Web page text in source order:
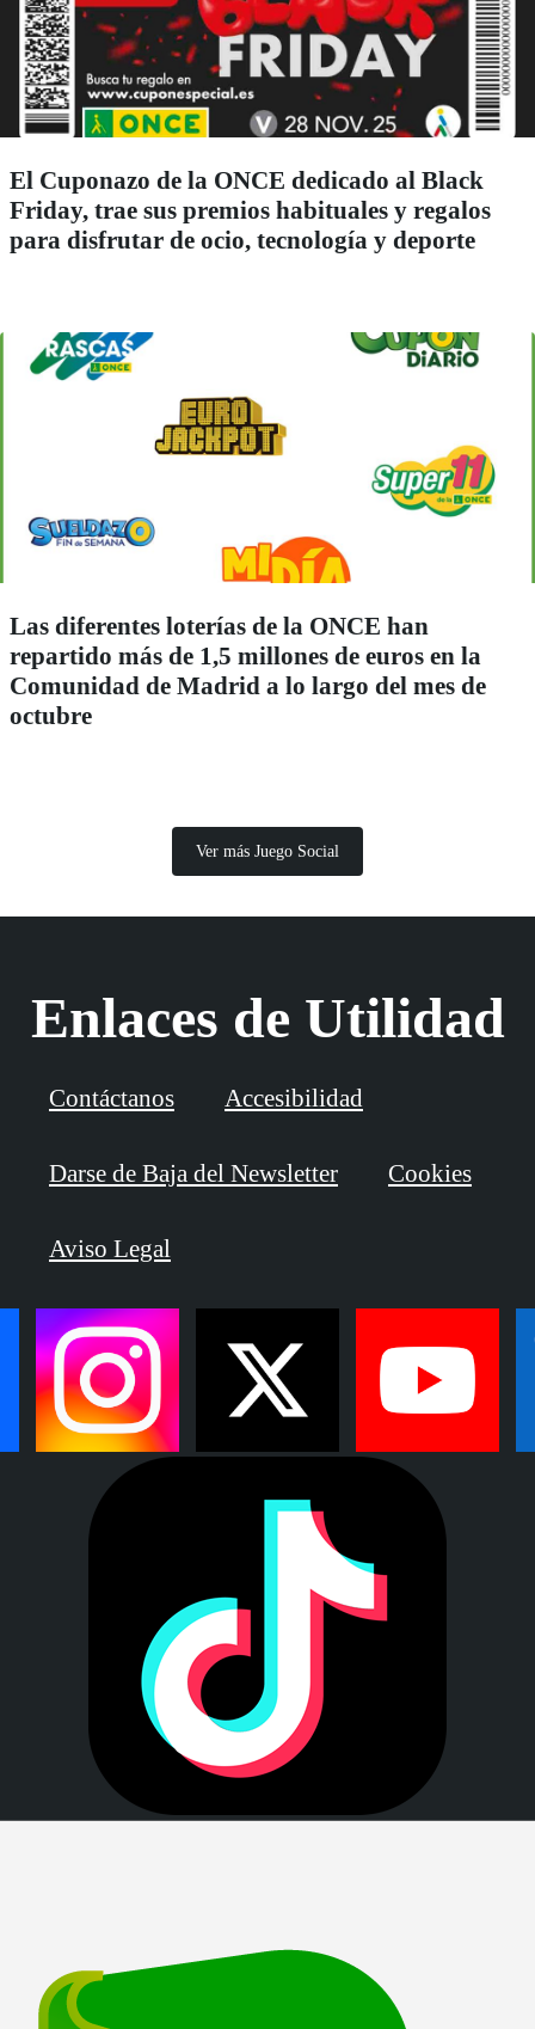
El Cuponazo de la ONCE dedicado al Black
Friday, trae sus premios habituales y regalos
para disfrutar de ocio, tecnología y deporte
Las diferentes loterías de la ONCE han
repartido más de 1,5 millones de euros en la
Comunidad de Madrid a lo largo del mes de
octubre
Ver más Juego Social
Enlaces de Utilidad
Contáctanos Accesibilidad
Darse de Baja del Newsletter Cookies
Aviso Legal